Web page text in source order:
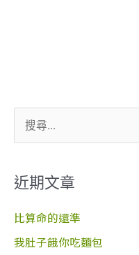
尋
鍵
字
:
近期文章
比算命的還準
我肚子餓你吃麵包